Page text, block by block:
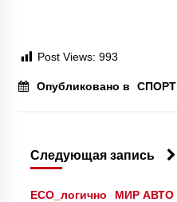
Post Views: 993
Опубликовано в СПОРТ
Следующая запись
ECO_логично МИР АВТО